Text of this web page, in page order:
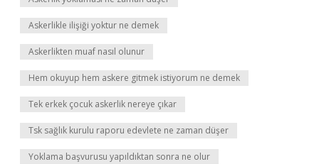
Askerlikle ilişiği yoktur ne demek
Askerlikten muaf nasıl olunur
Hem okuyup hem askere gitmek istiyorum ne demek
Tek erkek çocuk askerlik nereye çıkar
Tsk sağlık kurulu raporu edevlete ne zaman düşer
Yoklama başvurusu yapıldıktan sonra ne olur